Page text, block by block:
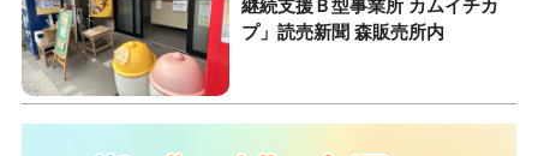
継続支援Ｂ型事業所 カムイチカ
プ」読売新聞 森販売所内